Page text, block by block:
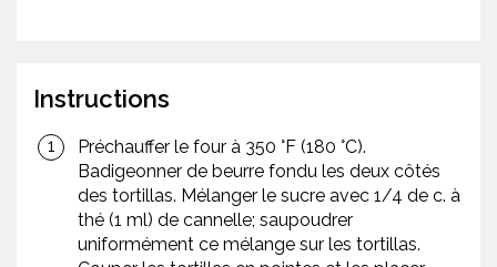
Instructions
Préchauffer le four à 350 °F (180 °C).
Badigeonner de beurre fondu les deux côtés
des tortillas. Mélanger le sucre avec 1/4 de c. à
thé (1 ml) de cannelle; saupoudrer
uniformément ce mélange sur les tortillas.